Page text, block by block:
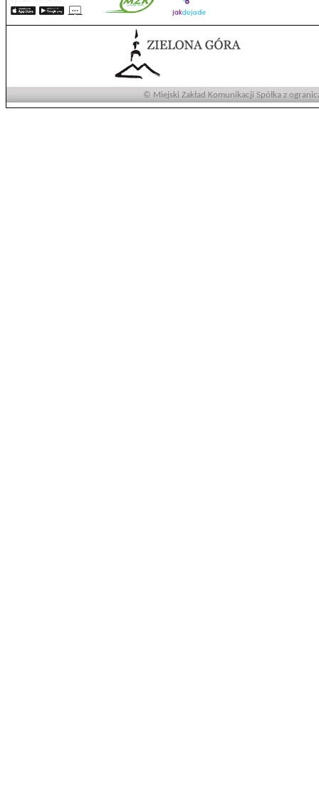
© Miejski Zakład Komunikacji Spółka z